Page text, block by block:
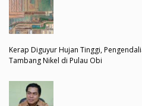
Kerap Diguyur Hujan Tinggi,
Tambang Nikel di Pulau Obi